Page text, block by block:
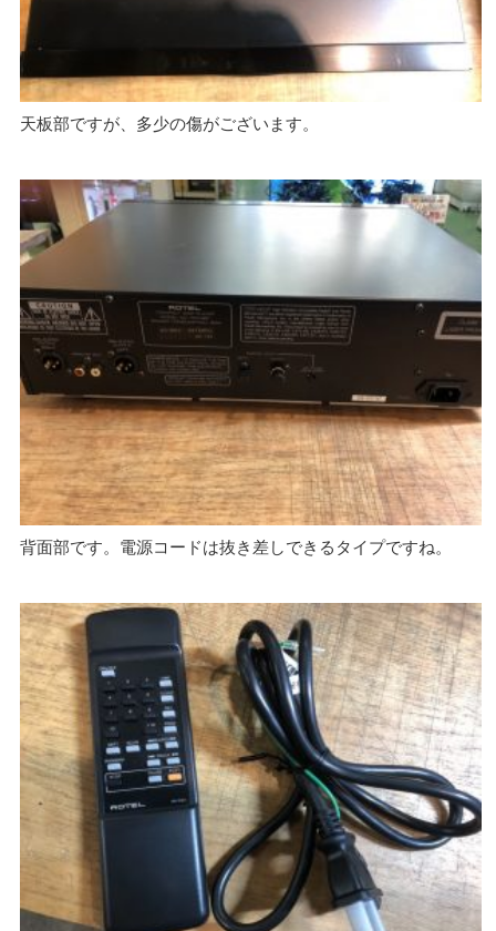
天板部ですが、多少の傷がございます。
背面部です。電源コードは抜き差しできるタイプですね。